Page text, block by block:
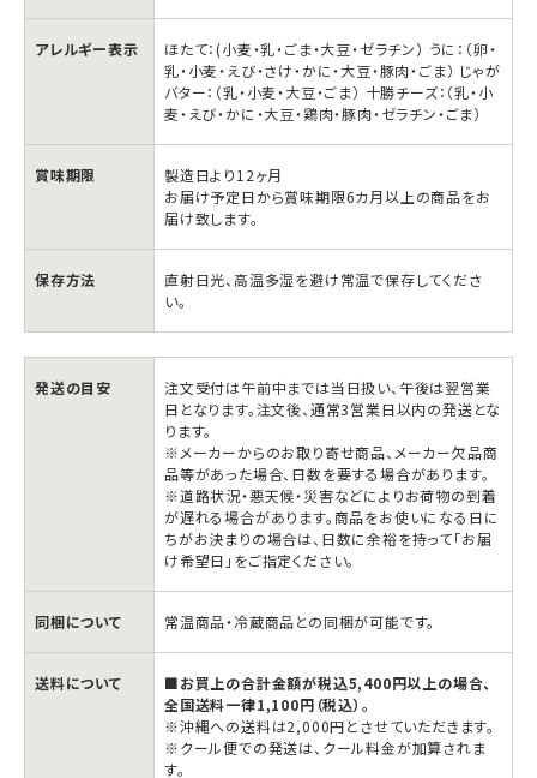
永
谷
園
お
と
な
の
ふ
り
か
け
の
数
量
を
減
ら
す
永
園
お
と
な
の
ふ
り
か
け
の
数
量
を
増
や
す
アレルギー表示
ほたて：(小麦・乳・ごま・大豆・ゼラチン） うに：（卵・
乳・小麦・えび・さけ・かに・大豆・豚肉・ごま） じゃが
バター：（乳・小麦・大豆・ごま） 十勝チーズ：（乳・小
麦・えび・かに・大豆・鶏肉・豚肉・ゼラチン・ごま）
賞味期限
製造日より12ヶ月
お届け予定日から賞味期限6カ月以上の商品をお
届け致します。
保存方法
直射日光、高温多湿を避け常温で保存してくださ
い。
発送の目安
注文受付は午前中までは当日扱い、午後は翌営業
日となります。注文後、通常3営業日以内の発送とな
ります。
※メーカーからのお取り寄せ商品、メーカー欠品商
品等があった場合、日数を要する場合があります。
※道路状況・悪天候・災害などによりお荷物の到着
が遅れる場合があります。商品をお使いになる日に
ちがお決まりの場合は、日数に余裕を持って「お届
け希望日」をご指定ください。
同梱について 常温商品・冷蔵商品との同梱が可能です。
送料について
■お買上の合計金額が税込5,400円以上の場合、
全国送料一律1,100円（税込）。
※沖縄への送料は2,000円とさせていただきます。
※クール便での発送は、クール料金が加算されま
す。